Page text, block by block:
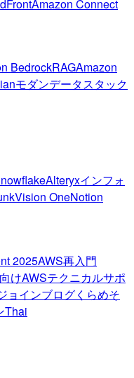
Amazon Connect
BedrockRAGAmazon
モダンデータスタック
Alteryxインフォ
Vision OneNotion
2025AWS再入門
けAWSテクニカルサポ
ョインブログくらめそ
Thai